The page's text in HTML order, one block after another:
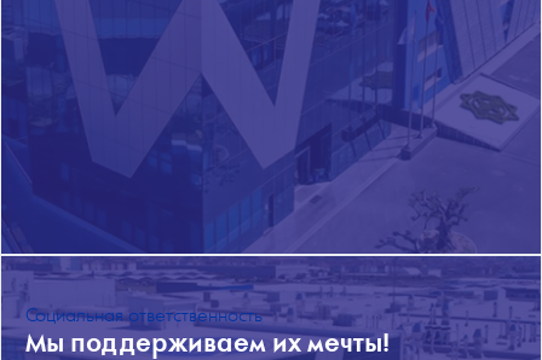
Социальная ответственность
Мы поддерживаем их мечты!